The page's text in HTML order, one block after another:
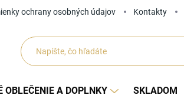
ochrany osobných údajov Kontakty
OBLEČENIE A DOPLNKY SKLADOM